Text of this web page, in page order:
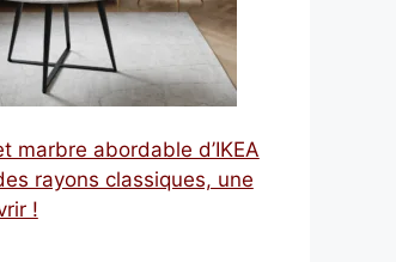
marbre abordable d’IKEA
rayons classiques, une
!